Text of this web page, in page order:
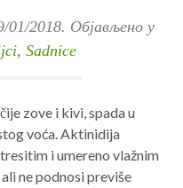
01/2018. Објављено у
, Sadnice
zove i kivi, spada u
voća. Aktinidija
i umereno vlažnim
ne podnosi previše